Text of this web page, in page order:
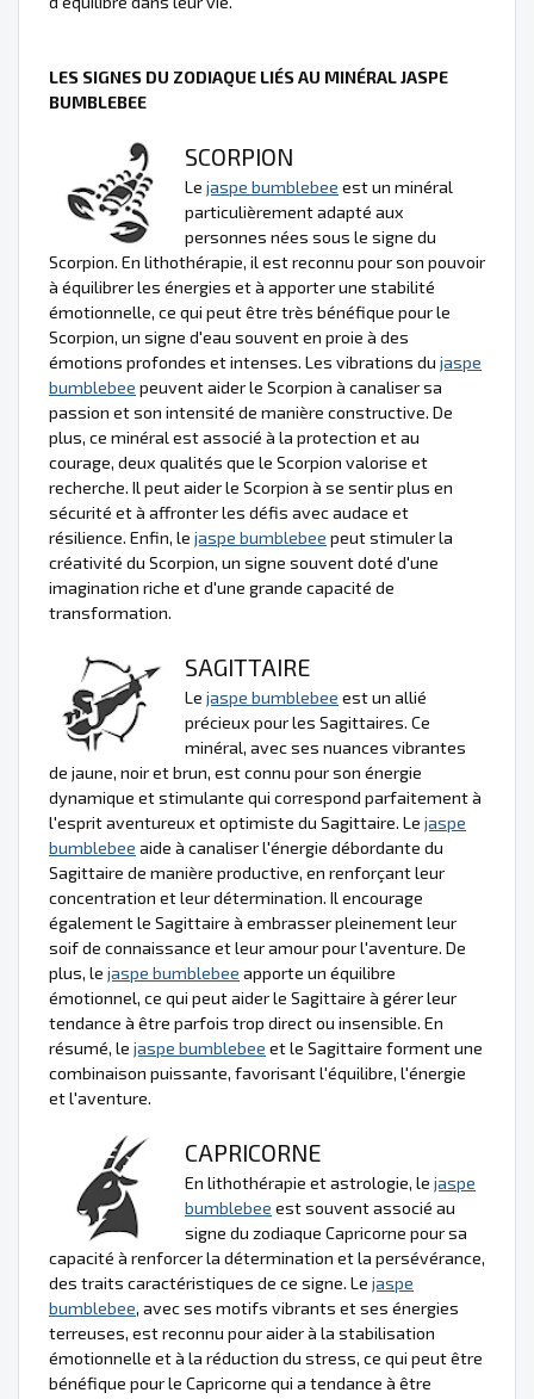
LES SIGNES DU ZODIAQUE LIÉS AU MINÉRAL JASPE
BUMBLEBEE
SCORPION
Le jaspe bumblebee est un minéral
particulièrement adapté aux
personnes nées sous le signe du
Scorpion. En lithothérapie, il est reconnu pour son pouvoir
à équilibrer les énergies et à apporter une stabilité
émotionnelle, ce qui peut être très bénéfique pour le
Scorpion, un signe d'eau souvent en proie à des
émotions profondes et intenses. Les vibrations du jaspe
bumblebee peuvent aider le Scorpion à canaliser sa
passion et son intensité de manière constructive. De
plus, ce minéral est associé à la protection et au
courage, deux qualités que le Scorpion valorise et
recherche. Il peut aider le Scorpion à se sentir plus en
sécurité et à affronter les défis avec audace et
résilience. Enfin, le jaspe bumblebee peut stimuler la
créativité du Scorpion, un signe souvent doté d'une
imagination riche et d'une grande capacité de
transformation.
SAGITTAIRE
Le jaspe bumblebee est un allié
précieux pour les Sagittaires. Ce
minéral, avec ses nuances vibrantes
de jaune, noir et brun, est connu pour son énergie
dynamique et stimulante qui correspond parfaitement à
l'esprit aventureux et optimiste du Sagittaire. Le jaspe
bumblebee aide à canaliser l'énergie débordante du
Sagittaire de manière productive, en renforçant leur
concentration et leur détermination. Il encourage
également le Sagittaire à embrasser pleinement leur
soif de connaissance et leur amour pour l'aventure. De
plus, le jaspe bumblebee apporte un équilibre
émotionnel, ce qui peut aider le Sagittaire à gérer leur
tendance à être parfois trop direct ou insensible. En
résumé, le jaspe bumblebee et le Sagittaire forment une
combinaison puissante, favorisant l'équilibre, l'énergie
et l'aventure.
CAPRICORNE
En lithothérapie et astrologie, le jaspe
bumblebee est souvent associé au
signe du zodiaque Capricorne pour sa
capacité à renforcer la détermination et la persévérance,
des traits caractéristiques de ce signe. Le jaspe
bumblebee, avec ses motifs vibrants et ses énergies
terreuses, est reconnu pour aider à la stabilisation
émotionnelle et à la réduction du stress, ce qui peut être
bénéfique pour le Capricorne qui a tendance à être